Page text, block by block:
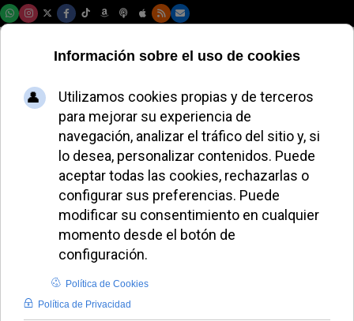
El Vaticano
homenajeará al
Papa León XIV en el
Concierto de
Navidad